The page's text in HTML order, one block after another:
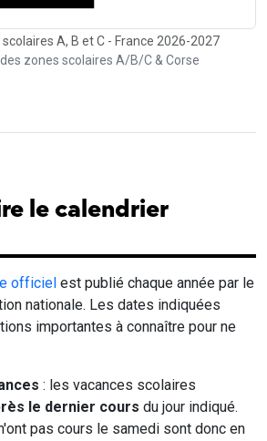
A, B et C - France 2026-2027
zones scolaires A/B/C & Corse
le calendrier
officiel est publié chaque année par le
nationale. Les dates indiquées
importantes à connaître pour ne
: les vacances scolaires
le dernier cours du jour indiqué.
pas cours le samedi sont donc en